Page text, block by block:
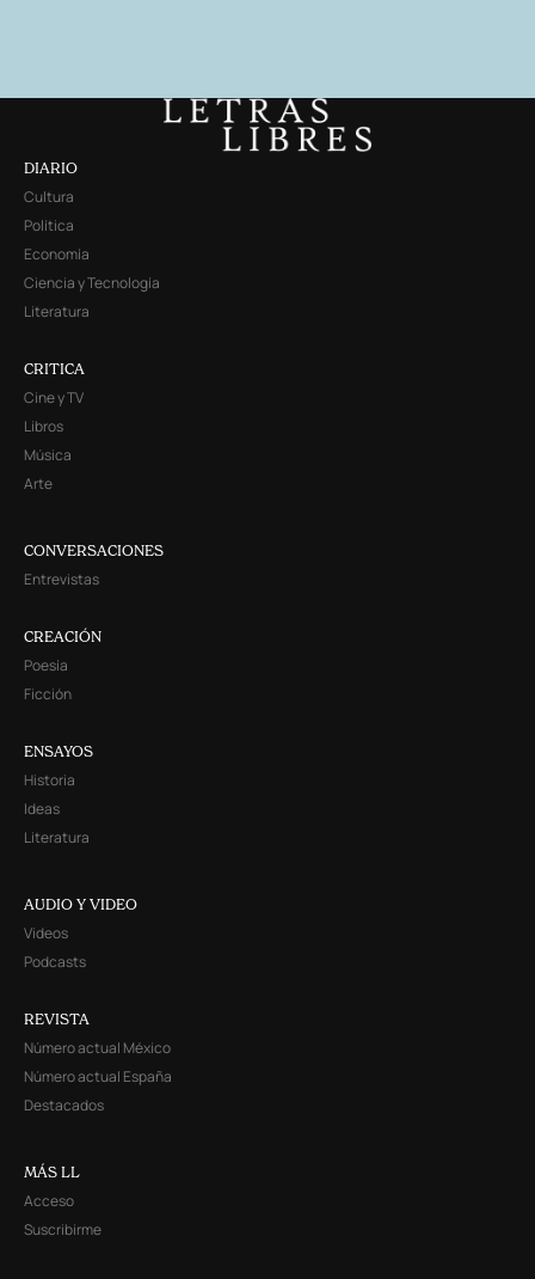
DIARIO
Cultura
Política
Economía
Ciencia y Tecnología
Literatura
CRITICA
Cine y TV
Libros
Música
Arte
CONVERSACIONES
Entrevistas
CREACIÓN
Poesía
Ficción
ENSAYOS
Historia
Ideas
Literatura
AUDIO Y VIDEO
Videos
Podcasts
REVISTA
Número actual México
Número actual España
Destacados
MÁS LL
Acceso
Suscribirme